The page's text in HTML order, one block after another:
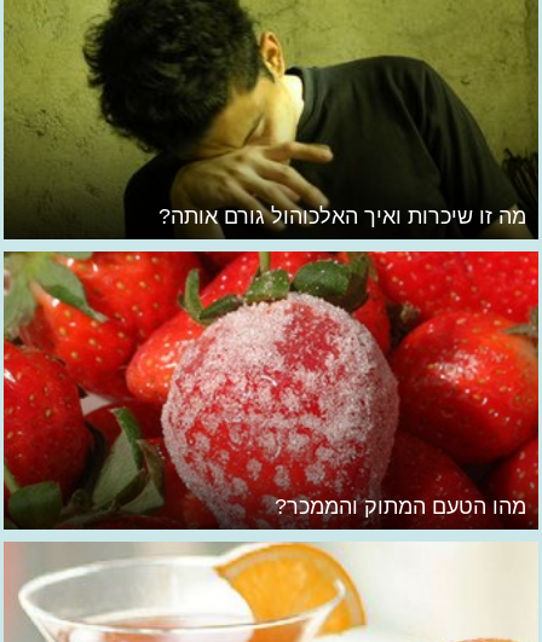
מה זו שיכרות ואיך האלכוהול גורם אותה?
מהו הטעם המתוק והממכר?